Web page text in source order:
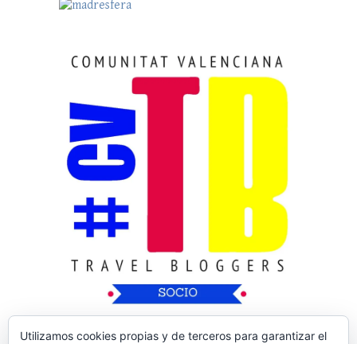
Utilizamos cookies propias y de terceros para garantizar el